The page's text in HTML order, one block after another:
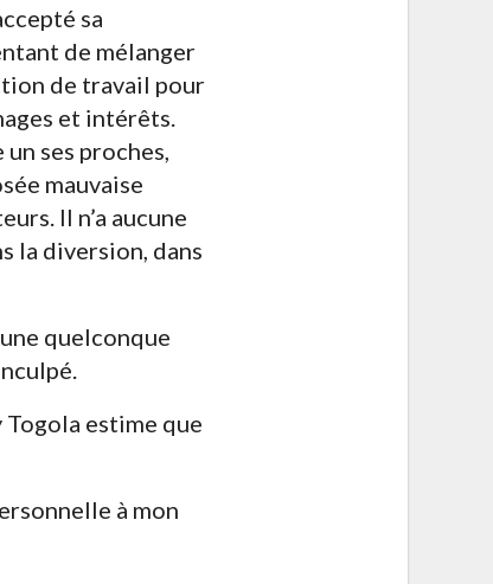
sa
de mélanger
de travail pour
et intérêts.
ses proches,
mauvaise
Il n’a aucune
la diversion, dans
quelconque
Togola estime que
à mon